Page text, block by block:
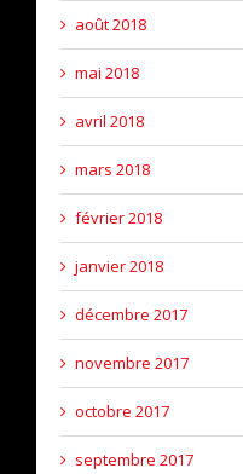
août 2018
mai 2018
avril 2018
mars 2018
février 2018
janvier 2018
décembre 2017
novembre 2017
octobre 2017
septembre 2017